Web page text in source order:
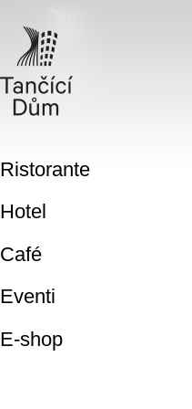
Ristorante
Hotel
Café
Eventi
E-shop